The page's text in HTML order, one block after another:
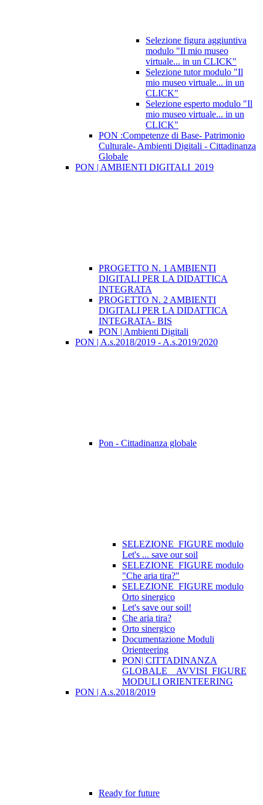
Selezione figura aggiuntiva
modulo "Il mio museo
virtuale... in un CLICK"
Selezione tutor modulo "Il
mio museo virtuale... in un
CLICK"
Selezione esperto modulo "Il
mio museo virtuale... in un
CLICK"
PON :Competenze di Base- Patrimonio
Culturale- Ambienti Digitali - Cittadinanza
Globale
PON | AMBIENTI DIGITALI_2019
PROGETTO N. 1 AMBIENTI
DIGITALI PER LA DIDATTICA
INTEGRATA
PROGETTO N. 2 AMBIENTI
DIGITALI PER LA DIDATTICA
INTEGRATA- BIS
PON | Ambienti Digitali
PON | A.s.2018/2019 - A.s.2019/2020
Pon - Cittadinanza globale
SELEZIONE_FIGURE modulo
Let's ... save our soil
SELEZIONE_FIGURE modulo
"Che aria tira?"
SELEZIONE_FIGURE modulo
Orto sinergico
Let's save our soil!
Che aria tira?
Orto sinergico
Documentazione Moduli
Orienteering
PON| CITTADINANZA
GLOBALE _ AVVISI_FIGURE
MODULI ORIENTEERING
PON | A.s.2018/2019
Ready for future